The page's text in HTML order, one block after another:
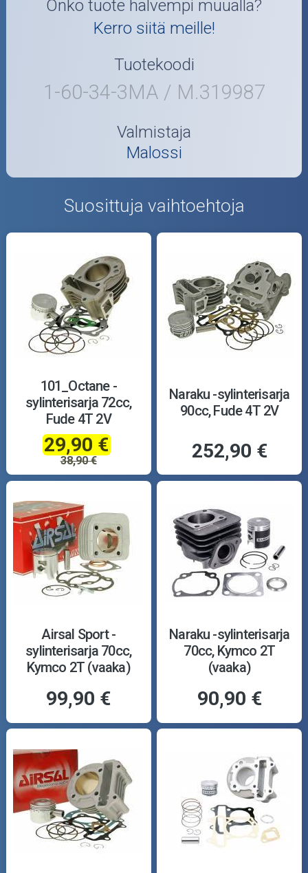
Onko tuote halvempi muualla?
Kerro siitä meille!
Tuotekoodi
1-60-34-3MA / M.319987
Valmistaja
Malossi
Suosittuja vaihtoehtoja
101_Octane -
sylinterisarja 72cc,
Fude 4T 2V
29,90 €
38,90 €
Naraku -sylinterisarja
90cc, Fude 4T 2V
252,90 €
Airsal Sport -
sylinterisarja 70cc,
Kymco 2T (vaaka)
99,90 €
Naraku -sylinterisarja
70cc, Kymco 2T
(vaaka)
90,90 €